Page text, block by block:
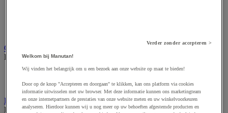
Cutter en veiligheidsmes
Bekijk de hele productgroep
Accessoires voor veiligheids- en multifunctioneel mes
Veiligheidsmes & multifunctioneel mes
Dozen, enveloppen en postpakketten
Bekijk de hele productgroep
Verder zonder accepteren >
Welkom bij Manutan!
Wij vinden het belangrijk om u een bezoek aan onze website op maat te bieden!
Door op de knop "Accepteren en doorgaan" te klikken, kan ons platform via cookies
informatie uitwisselen met uw browser. Met deze informatie kunnen ons marketingteam
en onze internetpartners de prestaties van onze website meten en uw winkelvoorkeuren
analyseren. Hierdoor kunnen wij u nog meer op uw behoeften afgestemde producten en